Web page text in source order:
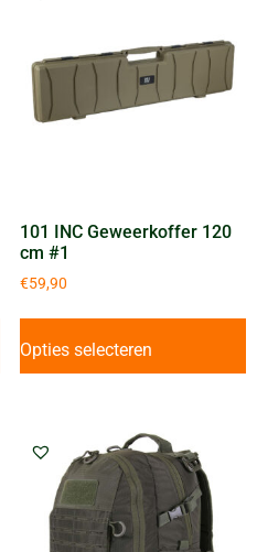
101 INC Geweerkoffer 120
cm #1
€59,90
Opties selecteren